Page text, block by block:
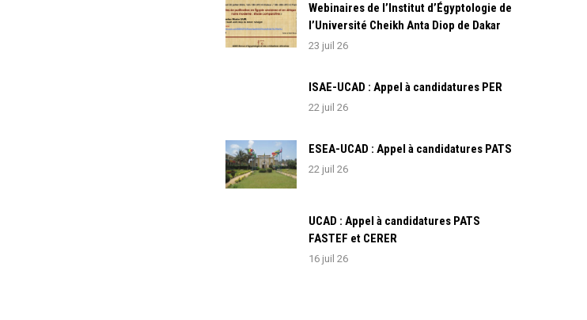
Webinaires de l’Institut d’Égyptologie de
l’Université Cheikh Anta Diop de Dakar
23 juil 26
ISAE-UCAD : Appel à candidatures PER
22 juil 26
ESEA-UCAD : Appel à candidatures PATS
22 juil 26
UCAD : Appel à candidatures PATS
FASTEF et CERER
16 juil 26